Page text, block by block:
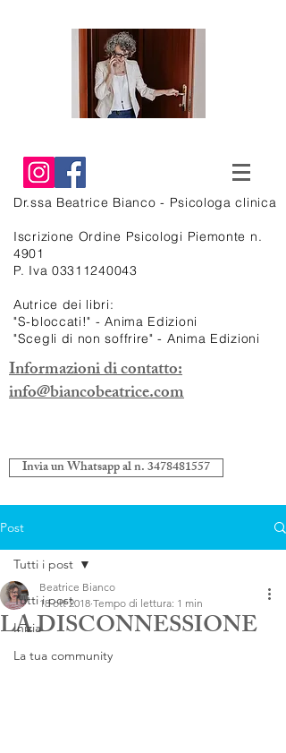
Dr.ssa Beatrice Bianco - Psicologa clinica
Iscrizione Ordine Psicologi Piemonte n.
4901
P. Iva 03311240043
Autrice dei libri:
"S-bloccati!" - Anima Edizioni
"Scegli di non soffrire" - Anima Edizioni
Informazioni di contatto:
info@biancobeatrice.com
Invia un Whatsapp al n. 3478481557
Post
Tutti i post
Inizia
La tua community
Tutti i post
LA DISCONNESSIONE
Beatrice Bianco
18 ott 2018 Tempo di lettura: 1 min